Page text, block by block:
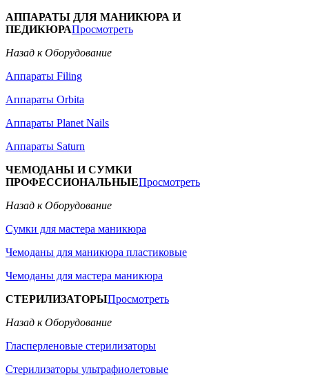
АППАРАТЫ ДЛЯ МАНИКЮРА И
ПЕДИКЮРАПросмотреть
Назад к Оборудование
Аппараты Filing
Аппараты Orbita
Аппараты Planet Nails
Аппараты Saturn
ЧЕМОДАНЫ И СУМКИ
ПРОФЕССИОНАЛЬНЫЕПросмотреть
Назад к Оборудование
Сумки для мастера маникюра
Чемоданы для маникюра пластиковые
Чемоданы для мастера маникюра
СТЕРИЛИЗАТОРЫПросмотреть
Назад к Оборудование
Гласперленовые стерилизаторы
Стерилизаторы ультрафиолетовые